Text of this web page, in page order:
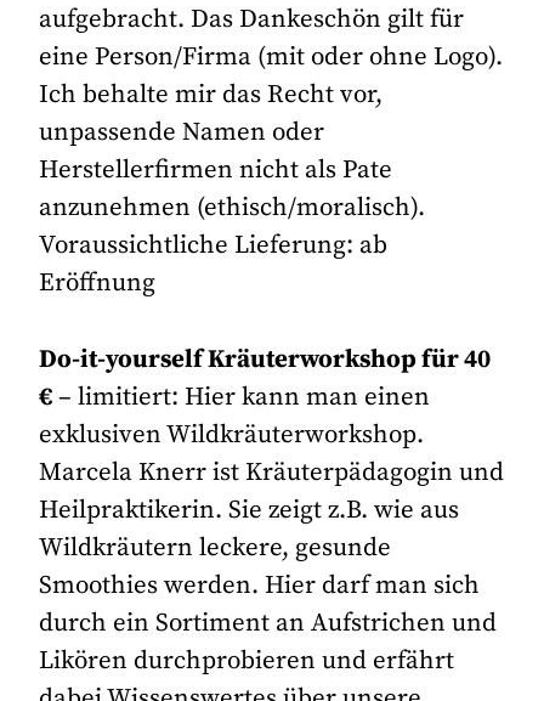
aufgebracht. Das Dankeschön gilt für
eine Person/Firma (mit oder ohne Logo).
Ich behalte mir das Recht vor,
unpassende Namen oder
Herstellerfirmen nicht als Pate
anzunehmen (ethisch/moralisch).
Voraussichtliche Lieferung: ab
Eröffnung
Do-it-yourself Kräuterworkshop für 40
€– limitiert: Hier kann man einen
exklusiven Wildkräuterworkshop.
Marcela Knerr ist Kräuterpädagogin und
Heilpraktikerin. Sie zeigt z.B. wie aus
Wildkräutern leckere, gesunde
Smoothies werden. Hier darf man sich
durch ein Sortiment an Aufstrichen und
Likören durchprobieren und erfährt